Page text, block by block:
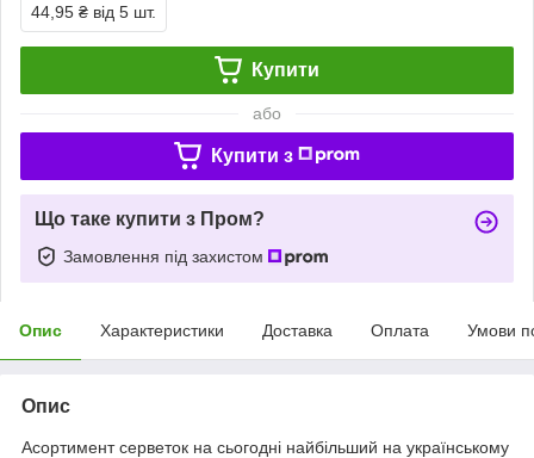
44,95 ₴ від 5 шт.
Купити
або
Купити з
Що таке купити з Пром?
Замовлення під захистом
Опис Характеристики Доставка Оплата Умови
Опис
Асортимент серветок на сьогодні найбільший на українському